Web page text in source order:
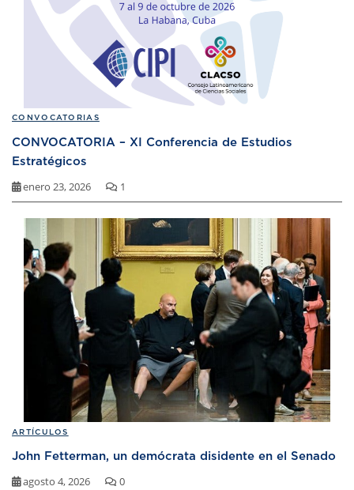
CONVOCATORIAS
CONVOCATORIA – XI Conferencia de Estudios
Estratégicos
enero 23, 2026 1
ARTÍCULOS
John Fetterman, un demócrata disidente en el Senado
agosto 4, 2026 0